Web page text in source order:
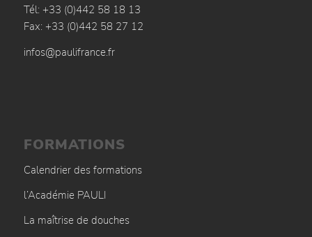
Tél: +33 (0)442 58 18 13
Fax: +33 (0)442 58 27 12
infos@paulifrance.fr
FORMATIONS
Calendrier des formations
l’Académie PAULI
La maîtrise de douches